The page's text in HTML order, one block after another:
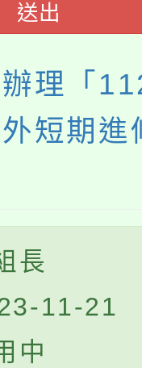
送出
理「
短期進
長
11-21
中